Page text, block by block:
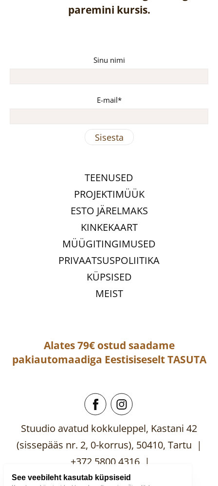
paremini kursis.
Sinu nimi
E-mail
TEENUSED
PROJEKTIMÜÜK
ESTO JÄRELMAKS
KINKEKAART
MÜÜGITINGIMUSED
PRIVAATSUSPOLIITIKA
KÜPSISED
MEIST
Alates 79€ ostud saadame
pakiautomaadiga EestisiseseltTASUTA
Stuudio avatud kokkuleppel, Kastani 42
(sissepääs nr. 2, 0-korrus), 50410, Tartu |
+372 5800 4316 |
mooblistuudio@gmail.com
See veebileht kasutab küpsiseid